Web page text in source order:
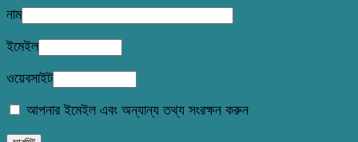
নাম
ইমেইল
ওয়েবসাইট
আপনার ইমেইল এবং অন্যান্য তথ্য সংরক্ষন করুন